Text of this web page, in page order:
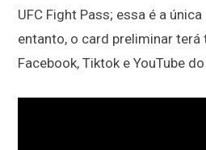
UFC Fight Pass; essa é a
entanto, o card preliminar
Facebook, Tiktok e YouTube do